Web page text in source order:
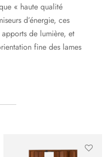
« haute qualité
d’énergie, ces
de lumière, et
fine des lames